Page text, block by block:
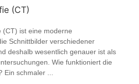
(CT)
(CT) ist eine moderne
Schnittbilder verschiedener
deshalb wesentlich genauer ist als
Wie funktioniert die
Ein schmaler ...